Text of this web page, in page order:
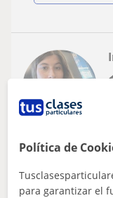
Donostia-San
Profesora de
Política de
para garantizar el